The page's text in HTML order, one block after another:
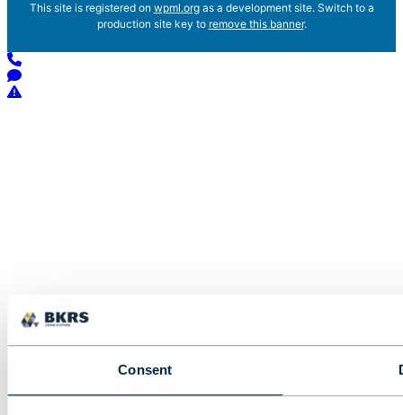
Consent
This site is registered on wpml.orgas a development site. Switch to a
production site key to remove this banner.